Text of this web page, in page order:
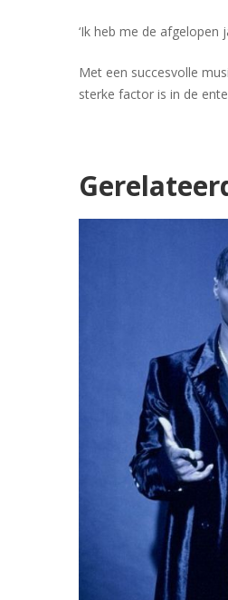
‘Ik heb me de
Met een succesvolle
sterke factor is in de